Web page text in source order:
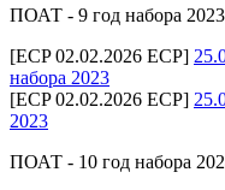
ПОАТ - 9 год набора 2023
[ECP 02.02.2026 ECP]
набора 2023
[ECP 02.02.2026 ECP]
2023
ПОАТ - 10 год набора